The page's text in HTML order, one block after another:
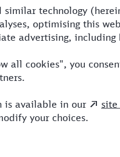
1:54 1
1:54